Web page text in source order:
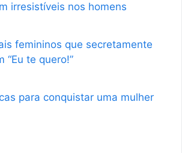
irresistíveis nos homens
femininos que secretamente
“Eu te quero!”
para conquistar uma mulher